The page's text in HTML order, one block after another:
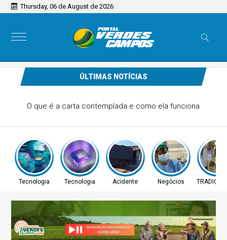
Thursday, 06 de August de 2026
ÚLTIMAS NOTÍCIAS
Prouni abre prazo para comprovar informações da
inscrição
Tecnologia Tecnologia Acidente Negócios TRADIÇÃO